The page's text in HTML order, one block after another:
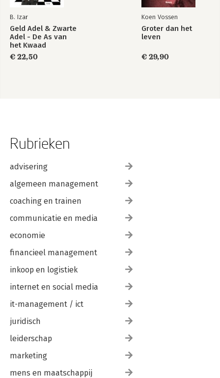
B. Izar
Geld Adel & Zwarte
Adel - De As van
het Kwaad
€ 22,50
Koen Vossen
Groter dan het
leven
€ 29,90
Rubrieken
advisering
algemeen management
coaching en trainen
communicatie en media
economie
financieel management
inkoop en logistiek
internet en social media
it-management / ict
juridisch
leiderschap
marketing
mens en maatschappij